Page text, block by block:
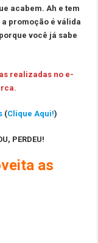
acabem. Ah e tem
a promoção é válida
você já sabe
realizadas no e-
(Clique Aqui!)
PERDEU!
as